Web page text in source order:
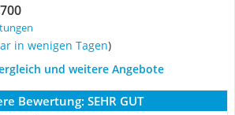
in wenigen Tagen)
und weitere Angebote
Bewertung: SEHR GUT